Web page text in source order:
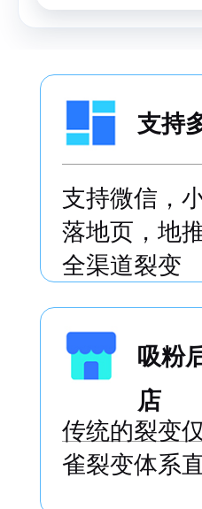
支持
支持微信，
落地页，地
全渠道裂变
吸粉
店
传统的裂变
雀裂变体系